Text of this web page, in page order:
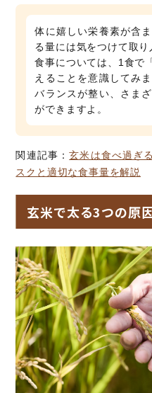
体に嬉しい栄養素が含
る量には気をつけて取り
食事については、1食で
えることを意識してみ
バランスが整い、さま
ができますよ。
関連記事：玄米は食べ過ぎ
スクと適切な食事量を解説
玄米で太る3つの原